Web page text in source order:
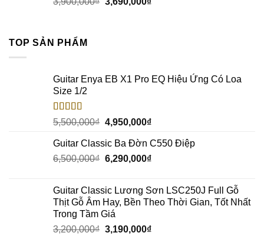
TOP SẢN PHẨM
Guitar Enya EB X1 Pro EQ Hiệu Ứng Có Loa
Size 1/2
Rated5.00
out of 5
5,500,000₫ 4,950,000₫
Guitar Classic Ba Đờn C550 Điệp
6,500,000₫ 6,290,000₫
Guitar Classic Lương Sơn LSC250J Full Gỗ
Thịt Gỗ Âm Hay, Bền Theo Thời Gian, Tốt Nhất
Trong Tầm Giá
3,200,000₫ 3,190,000₫